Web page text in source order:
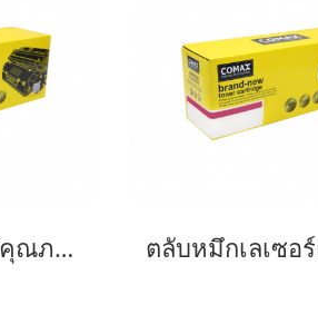
ตลับหมึกเลเซอร์คุณภาพสูงสำหรับ OKI รุ่น C332-46508715/46508739 C